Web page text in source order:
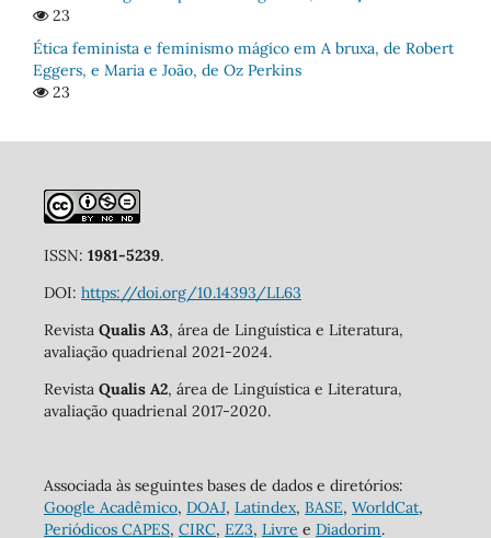
23
Ética feminista e feminismo mágico em A bruxa, de Robert
Eggers, e Maria e João, de Oz Perkins
23
ISSN: 1981-5239.
DOI: https://doi.org/10.14393/LL63
Revista Qualis A3, área de Linguística e Literatura,
avaliação quadrienal 2021-2024.
Revista Qualis A2, área de Linguística e Literatura,
avaliação quadrienal 2017-2020.
Associada às seguintes bases de dados e diretórios:
Google Acadêmico, DOAJ, Latindex, BASE, WorldCat,
Periódicos CAPES, CIRC, EZ3, Livre e Diadorim.